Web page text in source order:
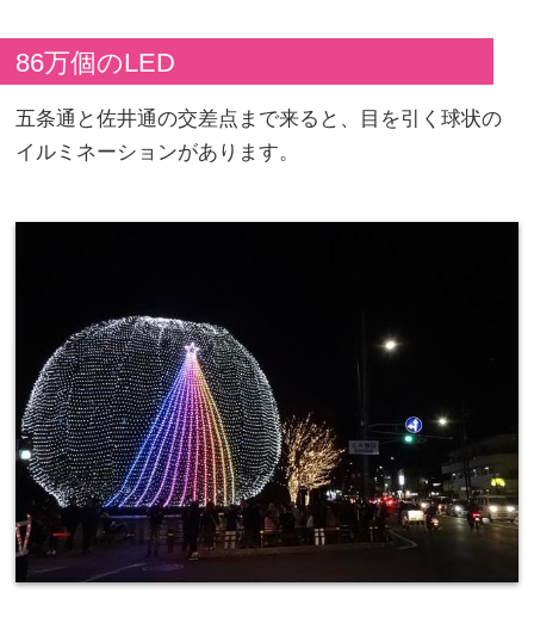
86万個のLED
五条通と佐井通の交差点まで来ると、目を引く球状の
イルミネーションがあります。